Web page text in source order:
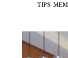
TIPS